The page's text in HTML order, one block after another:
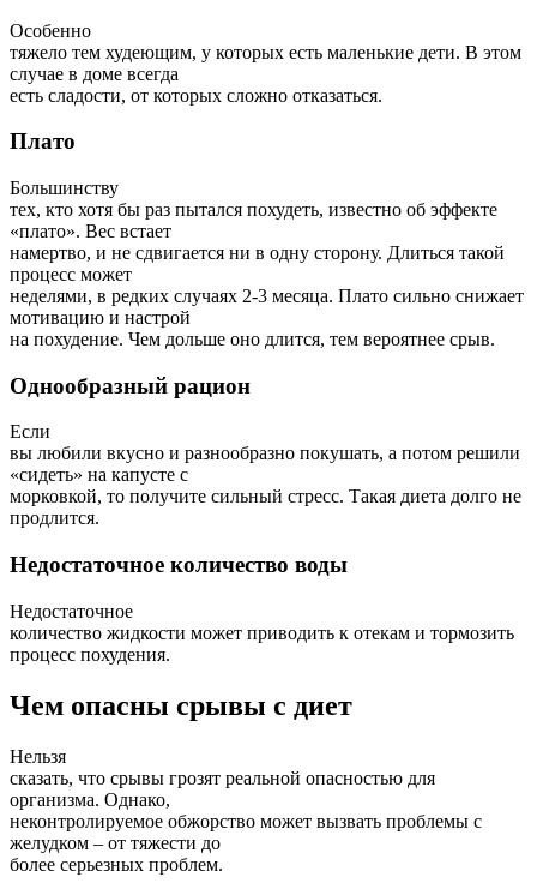
Особенно
тяжело тем худеющим, у которых есть маленькие дети. В этом
случае в доме всегда
есть сладости, от которых сложно отказаться.
Плато
Большинству
тех, кто хотя бы раз пытался похудеть, известно об эффекте
«плато». Вес встает
намертво, и не сдвигается ни в одну сторону. Длиться такой
процесс может
неделями, в редких случаях 2-3 месяца. Плато сильно снижает
мотивацию и настрой
на похудение. Чем дольше оно длится, тем вероятнее срыв.
Однообразный рацион
Если
вы любили вкусно и разнообразно покушать, а потом решили
«сидеть» на капусте с
морковкой, то получите сильный стресс. Такая диета долго не
продлится.
Недостаточное количество воды
Недостаточное
количество жидкости может приводить к отекам и тормозить
процесс похудения.
Чем опасны срывы с диет
Нельзя
сказать, что срывы грозят реальной опасностью для
организма. Однако,
неконтролируемое обжорство может вызвать проблемы с
желудком – от тяжести до
более серьезных проблем.